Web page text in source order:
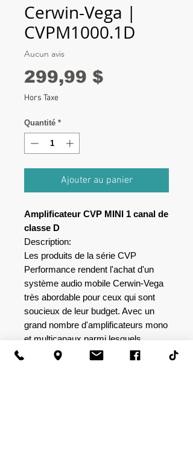
Cerwin-Vega |
CVPM1000.1D
Aucun avis
299,99 $
Hors Taxe
Quantité *
Ajouter au panier
Amplificateur CVP MINI 1 canal de
classe D
Description:
Les produits de la série CVP
Performance rendent l'achat d'un
système audio mobile Cerwin-Vega
très abordable pour ceux qui sont
soucieux de leur budget. Avec un
grand nombre d'amplificateurs mono
et multicanaux parmi lesquels
choisir à un rapport qualité-prix